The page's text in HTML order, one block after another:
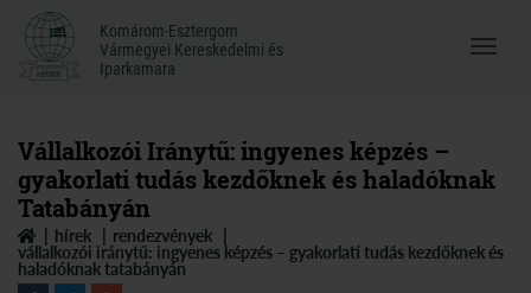
Komárom-Esztergom
Vármegyei Kereskedelmi és
Iparkamara
Komárom-Esztergom
Vármegyei Kereskedelmi és
Iparkamara
Menü
Vállalkozói Iránytű: ingyenes képzés –
gyakorlati tudás kezdőknek és haladóknak
Tatabányán
hírek
rendezvények
vállalkozói iránytű: ingyenes képzés – gyakorlati tudás kezdőknek és
haladóknak tatabányán